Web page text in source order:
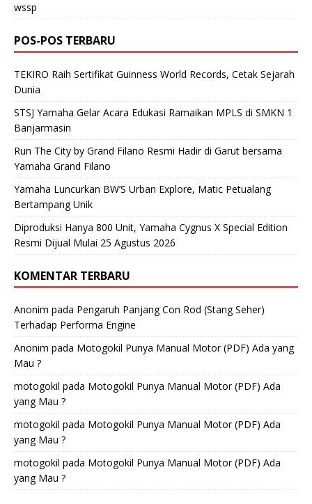
wssp
POS-POS TERBARU
TEKIRO Raih Sertifikat Guinness World Records, Cetak Sejarah
Dunia
STSJ Yamaha Gelar Acara Edukasi Ramaikan MPLS di SMKN 1
Banjarmasin
Run The City by Grand Filano Resmi Hadir di Garut bersama
Yamaha Grand Filano
Yamaha Luncurkan BW’S Urban Explore, Matic Petualang
Bertampang Unik
Diproduksi Hanya 800 Unit, Yamaha Cygnus X Special Edition
Resmi Dijual Mulai 25 Agustus 2026
KOMENTAR TERBARU
Anonim pada Pengaruh Panjang Con Rod (Stang Seher)
Terhadap Performa Engine
Anonim pada Motogokil Punya Manual Motor (PDF) Ada yang
Mau ?
motogokil pada Motogokil Punya Manual Motor (PDF) Ada
yang Mau ?
motogokil pada Motogokil Punya Manual Motor (PDF) Ada
yang Mau ?
motogokil pada Motogokil Punya Manual Motor (PDF) Ada
yang Mau ?